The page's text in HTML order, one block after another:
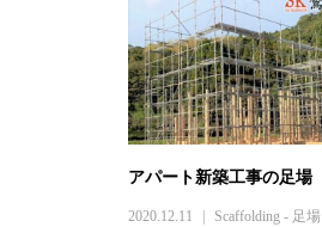
アパート新築工事の足場
2020.12.11 Scaffolding - 足場